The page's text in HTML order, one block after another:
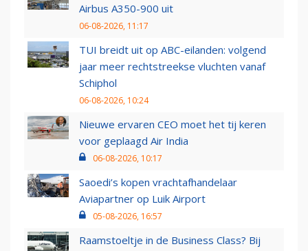
Airbus A350-900 uit
06-08-2026, 11:17
TUI breidt uit op ABC-eilanden: volgend
jaar meer rechtstreekse vluchten vanaf
Schiphol
06-08-2026, 10:24
Nieuwe ervaren CEO moet het tij keren
voor geplaagd Air India
06-08-2026, 10:17
Saoedi’s kopen vrachtafhandelaar
Aviapartner op Luik Airport
05-08-2026, 16:57
Raamstoeltje in de Business Class? Bij